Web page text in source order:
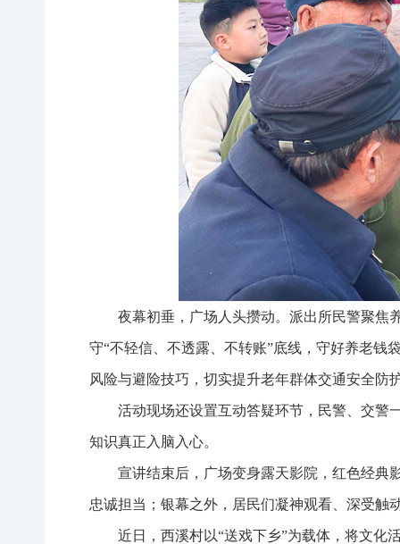
夜幕初垂，广场人头攒动。派出所民警聚焦
守“不轻信、不透露、不转账”底线，守好养老钱
风险与避险技巧，切实提升老年群体交通安全防
活动现场还设置互动答疑环节，民警、交警
知识真正入脑入心。
宣讲结束后，广场变身露天影院，红色经典
忠诚担当；银幕之外，居民们凝神观看、深受触
近日，西溪村以“送戏下乡”为载体，将文化